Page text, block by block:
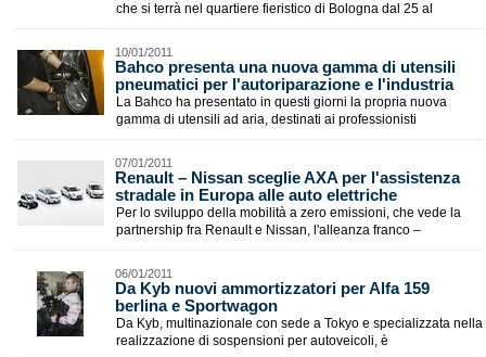
che si terrà nel quartiere fieristico di Bologna dal 25 al
10/01/2011
Bahco presenta una nuova gamma di utensili
pneumatici per l'autoriparazione e l'industria
La Bahco ha presentato in questi giorni la propria nuova
gamma di utensili ad aria, destinati ai professionisti
07/01/2011
Renault – Nissan sceglie AXA per l'assistenza
stradale in Europa alle auto elettriche
Per lo sviluppo della mobilità a zero emissioni, che vede la
partnership fra Renault e Nissan, l'alleanza franco –
06/01/2011
Da Kyb nuovi ammortizzatori per Alfa 159
berlina e Sportwagon
Da Kyb, multinazionale con sede a Tokyo e specializzata nella
realizzazione di sospensioni per autoveicoli, è